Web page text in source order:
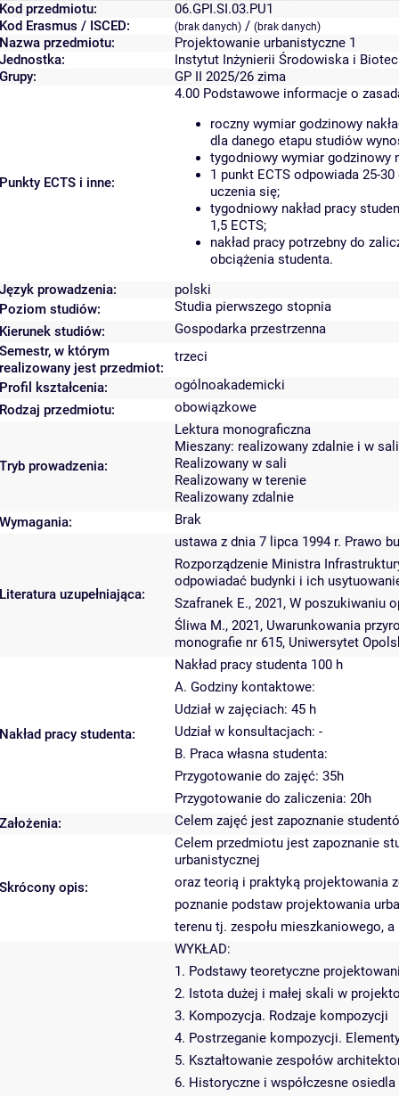
Kod przedmiotu:
06.GPI.SI.03.PU1
Kod Erasmus / ISCED:
(brak danych) / (brak danych)
Nazwa przedmiotu:
Projektowanie urbanistyczne 1
Jednostka:
Instytut Inżynierii Środowiska i
Grupy:
GP II 2025/26 zima
Punkty ECTS i inne:
4.00 Podstawowe informacje o
roczny wymiar godzinowy
dla danego etapu studiów
tygodniowy wymiar godzinowy
1 punkt ECTS odpowiada 25-
uczenia się;
tygodniowy nakład pracy
1,5 ECTS;
nakład pracy potrzebny do
obciążenia studenta.
Język prowadzenia:
polski
Poziom studiów:
Studia pierwszego stopnia
Kierunek studiów:
Gospodarka przestrzenna
Semestr, w którym
realizowany jest przedmiot:
trzeci
Profil kształcenia:
ogólnoakademicki
Rodzaj przedmiotu:
obowiązkowe
Tryb prowadzenia:
Lektura monograficzna
Mieszany: realizowany zdalnie i w sali
Realizowany w sali
Realizowany w terenie
Realizowany zdalnie
Wymagania:
Brak
Literatura uzupełniająca:
ustawa z dnia 7 lipca 1994 r. Prawo
Rozporządzenie Ministra
odpowiadać budynki i ich
Szafranek E., 2021, W poszukiwaniu
Śliwa M., 2021, Uwarunkowania
monografie nr 615, Uniwersytet
Nakład pracy studenta:
Nakład pracy studenta 100 h
A. Godziny kontaktowe:
Udział w zajęciach: 45 h
Udział w konsultacjach: -
B. Praca własna studenta:
Przygotowanie do zajęć: 35h
Przygotowanie do zaliczenia: 20h
Założenia:
Celem zajęć jest zapoznanie
Skrócony opis:
Celem przedmiotu jest zapoznanie
urbanistycznej
oraz teorią i praktyką projektowania
poznanie podstaw projektowania
terenu tj. zespołu mieszkaniowego,
WYKŁAD:
1. Podstawy teoretyczne
2. Istota dużej i małej skali w
3. Kompozycja. Rodzaje kompozycji
4. Postrzeganie kompozycji.
5. Kształtowanie zespołów
6. Historyczne i współczesne